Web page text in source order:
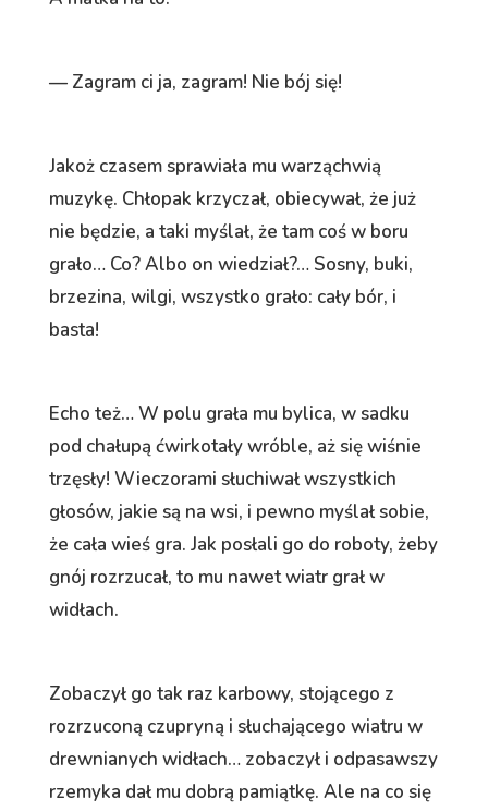
— Zagram ci ja, zagram! Nie bój się!
Jakoż czasem sprawiała mu warząchwią
muzykę. Chłopak krzyczał, obiecywał, że już
nie będzie, a taki myślał, że tam coś w boru
grało… Co? Albo on wiedział?… Sosny, buki,
brzezina, wilgi, wszystko grało: cały bór, i
basta!
Echo też… W polu grała mu bylica, w sadku
pod chałupą ćwirkotały wróble, aż się wiśnie
trzęsły! Wieczorami słuchiwał wszystkich
głosów, jakie są na wsi, i pewno myślał sobie,
że cała wieś gra. Jak posłali go do roboty, żeby
gnój rozrzucał, to mu nawet wiatr grał w
widłach.
Zobaczył go tak raz karbowy, stojącego z
rozrzuconą czupryną i słuchającego wiatru w
drewnianych widłach… zobaczył i odpasawszy
rzemyka dał mu dobrą pamiątkę. Ale na co się